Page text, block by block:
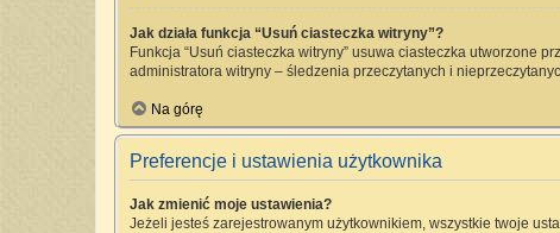
Jak działa funkcja “Usuń ciasteczka witryny”?
Funkcja “Usuń ciasteczka witryny” usuwa ciasteczka utworzone
administratora witryny – śledzenia przeczytanych i
Na górę
Preferencje i ustawienia użytkownika
Jak zmienić moje ustawienia?
Jeżeli jesteś zarejestrowanym użytkownikiem, wszystkie twoje